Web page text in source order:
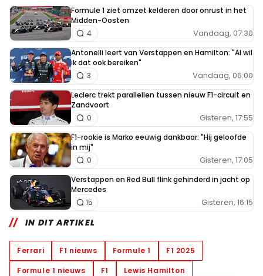
Formule 1 ziet omzet kelderen door onrust in het
Midden-Oosten
Vandaag, 07:30
4
Antonelli leert van Verstappen en Hamilton: "Al wil
ik dat ook bereiken"
Vandaag, 06:00
3
Leclerc trekt parallellen tussen nieuw F1-circuit en
Zandvoort
Gisteren, 17:55
0
F1-rookie is Marko eeuwig dankbaar: "Hij geloofde
in mij"
Gisteren, 17:05
0
Verstappen en Red Bull flink gehinderd in jacht op
Mercedes
Gisteren, 16:15
15
IN DIT ARTIKEL
Ferrari F1 nieuws Formule 1
F1 2025
Formule 1 nieuws
F1
Lewis Hamilton